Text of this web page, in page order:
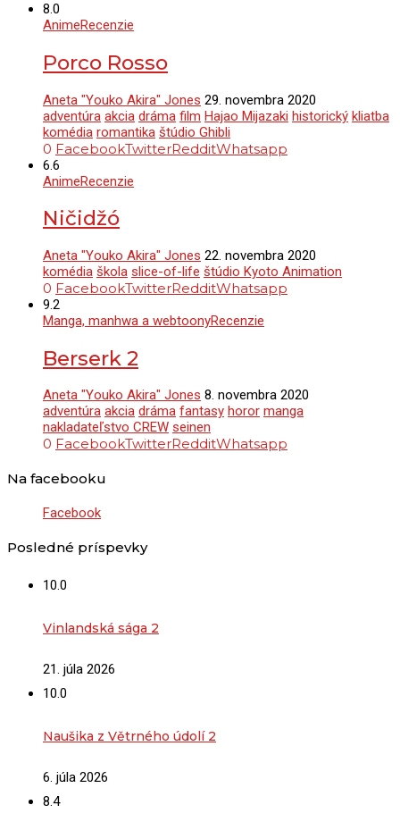
8.0
AnimeRecenzie
Porco Rosso
Aneta "Youko Akira" Jones 29. novembra 2020
adventúra akcia dráma film Hajao Mijazaki historický kliatba
komédia romantika štúdio Ghibli
0 FacebookTwitterRedditWhatsapp
6.6
AnimeRecenzie
Ničidžó
Aneta "Youko Akira" Jones 22. novembra 2020
komédia škola slice-of-life štúdio Kyoto Animation
0 FacebookTwitterRedditWhatsapp
9.2
Manga, manhwa a webtoonyRecenzie
Berserk 2
Aneta "Youko Akira" Jones 8. novembra 2020
adventúra akcia dráma fantasy horor manga
nakladateľstvo CREW seinen
0 FacebookTwitterRedditWhatsapp
Na facebooku
Facebook
Posledné príspevky
10.0
Vinlandská sága 2
21. júla 2026
10.0
Naušika z Větrného údolí 2
6. júla 2026
8.4